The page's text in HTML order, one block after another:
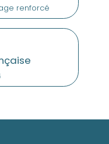
renforcé